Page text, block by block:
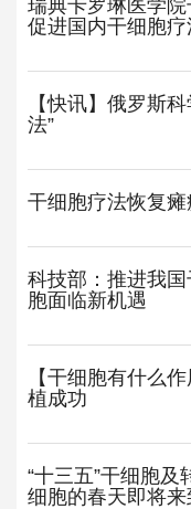
瑞典卡罗琳医学
促进国内干细胞疗
【快讯】俄罗斯
法”
干细胞疗法恢复
科技部：推进我
胞面临新机遇
【干细胞有什么
植成功
“十三五”干细胞
细胞的春天即将来